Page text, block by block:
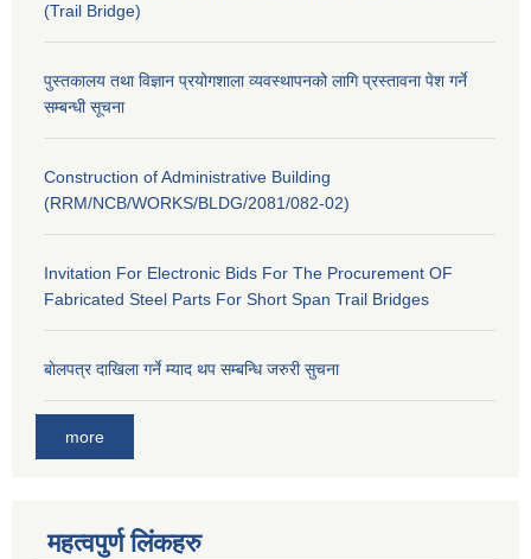
(Trail Bridge)
पुस्तकालय तथा विज्ञान प्रयोगशाला व्यवस्थापनको लागि प्रस्तावना पेश गर्ने
सम्बन्धी सूचना
Construction of Administrative Building
(RRM/NCB/WORKS/BLDG/2081/082-02)
Invitation For Electronic Bids For The Procurement OF
Fabricated Steel Parts For Short Span Trail Bridges
बाेलपत्र दाखिला गर्ने म्याद थप सम्बन्धि जरुरी सुचना
more
महत्वपुर्ण लि‌ंकहरु